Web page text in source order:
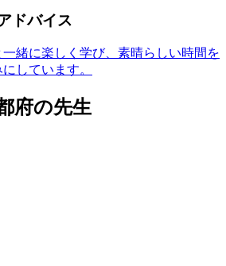
ドバイス
緒に楽しく学び、素晴らしい時間を
しています。
府の先生